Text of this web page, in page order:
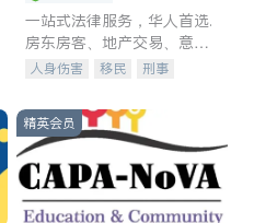
一站式法律服务，华人首选.
房东房客、地产交易、意外
伤害、车祸重伤、商业诉
建筑合同、刑事案件全包办
人身伤害 移民
刑事
信托/遗嘱
商业
索赔
律师-其它 保释
精英会员